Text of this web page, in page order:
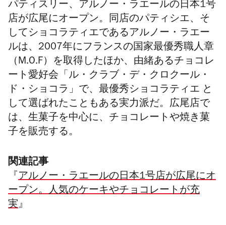
パティスリー、アルノー・ラエールの日本1号
店が広尾にオープン。同店のパティシエ、そ
してショコラティエであるアルノー・ラエー
ルは、2007年にフランスの国家最優秀職人章
（M.O.F）を取得したほか、由緒あるチョコレ
ート愛好会「ル・クラブ・デ・クロクール・
ド・ショコラ」で、最優秀ショコラティエ と
して選ばれたこともある実力派だ。広尾店で
は、生菓子を中心に、チョコレートや焼き菓
子を販売する。
関連記事
『 アルノー・ラエールの日本1号店が広尾にオ
ープン。人気のケーキやチョコレートが充
実』